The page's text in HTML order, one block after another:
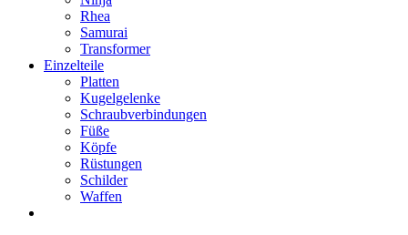
Rhea
Samurai
Transformer
Einzelteile
Platten
Kugelgelenke
Schraubverbindungen
Füße
Köpfe
Rüstungen
Schilder
Waffen